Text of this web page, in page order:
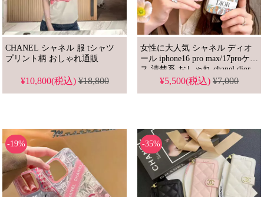
CHANEL シャネル 服 tシャツ
プリント柄 おしゃれ通販
¥10,800(税込)¥18,800
女性に大人気 シャネル ディオ
ール iphone16 pro max/17proケー
ス 清楚系 おしゃれ chanel dior
アイフォン カバー16/16 plus/15
¥5,500(税込)¥7,000
-19% -35%